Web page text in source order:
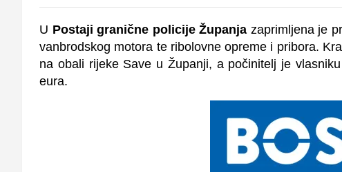
U Postaji granične policije Županja zaprimljena je
vanbrodskog motora te ribolovne opreme i pribora.
na obali rijeke Save u Županji, a počinitelj je
eura.